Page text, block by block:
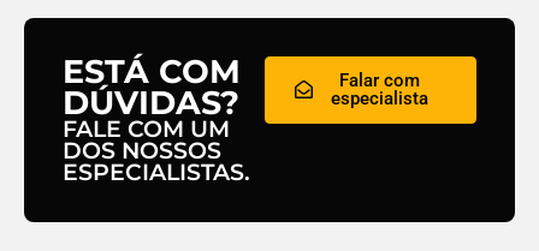
ESTÁ COM
DÚVIDAS?
FALE COM UM
DOS NOSSOS
ESPECIALISTAS.
Falar com
especialista